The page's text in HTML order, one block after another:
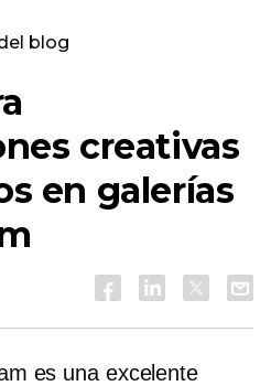
blog
creativas
en galerías
es una excelente